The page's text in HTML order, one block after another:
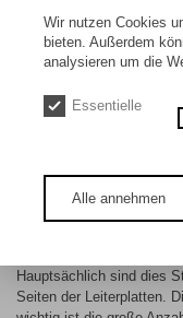
Startseite
Leiterplatten
Hauptsächlich sind dies
Seiten der Leiterplatten.
Wir nutzen Cookies
bieten. Außerdem
analysieren um die
Essentielle
Alle annehmen